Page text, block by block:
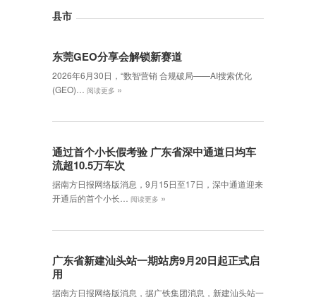
县市
东莞GEO分享会解锁新赛道
2026年6月30日，‌“数智营销 合规破局——AI搜索优化
(GEO)…
阅读更多 »
通过首个小长假考验 广东省深中通道日均车
流超10.5万车次
据南方日报网络版消息，9月15日至17日，深中通道迎来
开通后的首个小长…
阅读更多 »
广东省新建汕头站一期站房9月20日起正式启
用
据南方日报网络版消息，据广铁集团消息，新建汕头站一